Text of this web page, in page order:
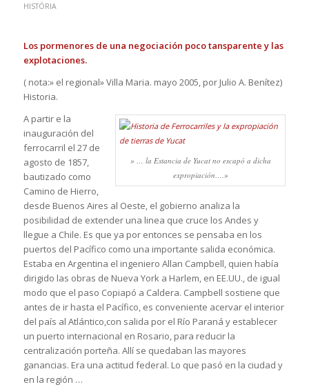
HISTÓRIA
Los pormenores de una negociación poco tansparente y las
explotaciones.
( nota:» el regional» Villa Maria. mayo 2005, por Julio A. Benítez)
Historia.
» … la Estancia de Yucat no escapó a dicha
expropiación….»
A partir e la
inauguración del
ferrocarril el 27 de
agosto de 1857,
bautizado como
Camino de Hierro,
desde Buenos Aires al Oeste, el gobierno analiza la
posibilidad de extender una linea que cruce los Andes y
llegue a Chile. Es que ya por entonces se pensaba en los
puertos del Pacífico como una importante salida económica.
Estaba en Argentina el ingeniero Allan Campbell, quien había
dirigido las obras de Nueva York a Harlem, en EE.UU., de igual
modo que el paso Copiapó a Caldera. Campbell sostiene que
antes de ir hasta el Pacífico, es conveniente acervar el interior
del país al Atlántico,con salida por el Río Paraná y establecer
un puerto internacional en Rosario, para reducir la
centralización porteña. Allí se quedaban las mayores
ganancias. Era una actitud federal. Lo que pasó en la ciudad y
en la región …